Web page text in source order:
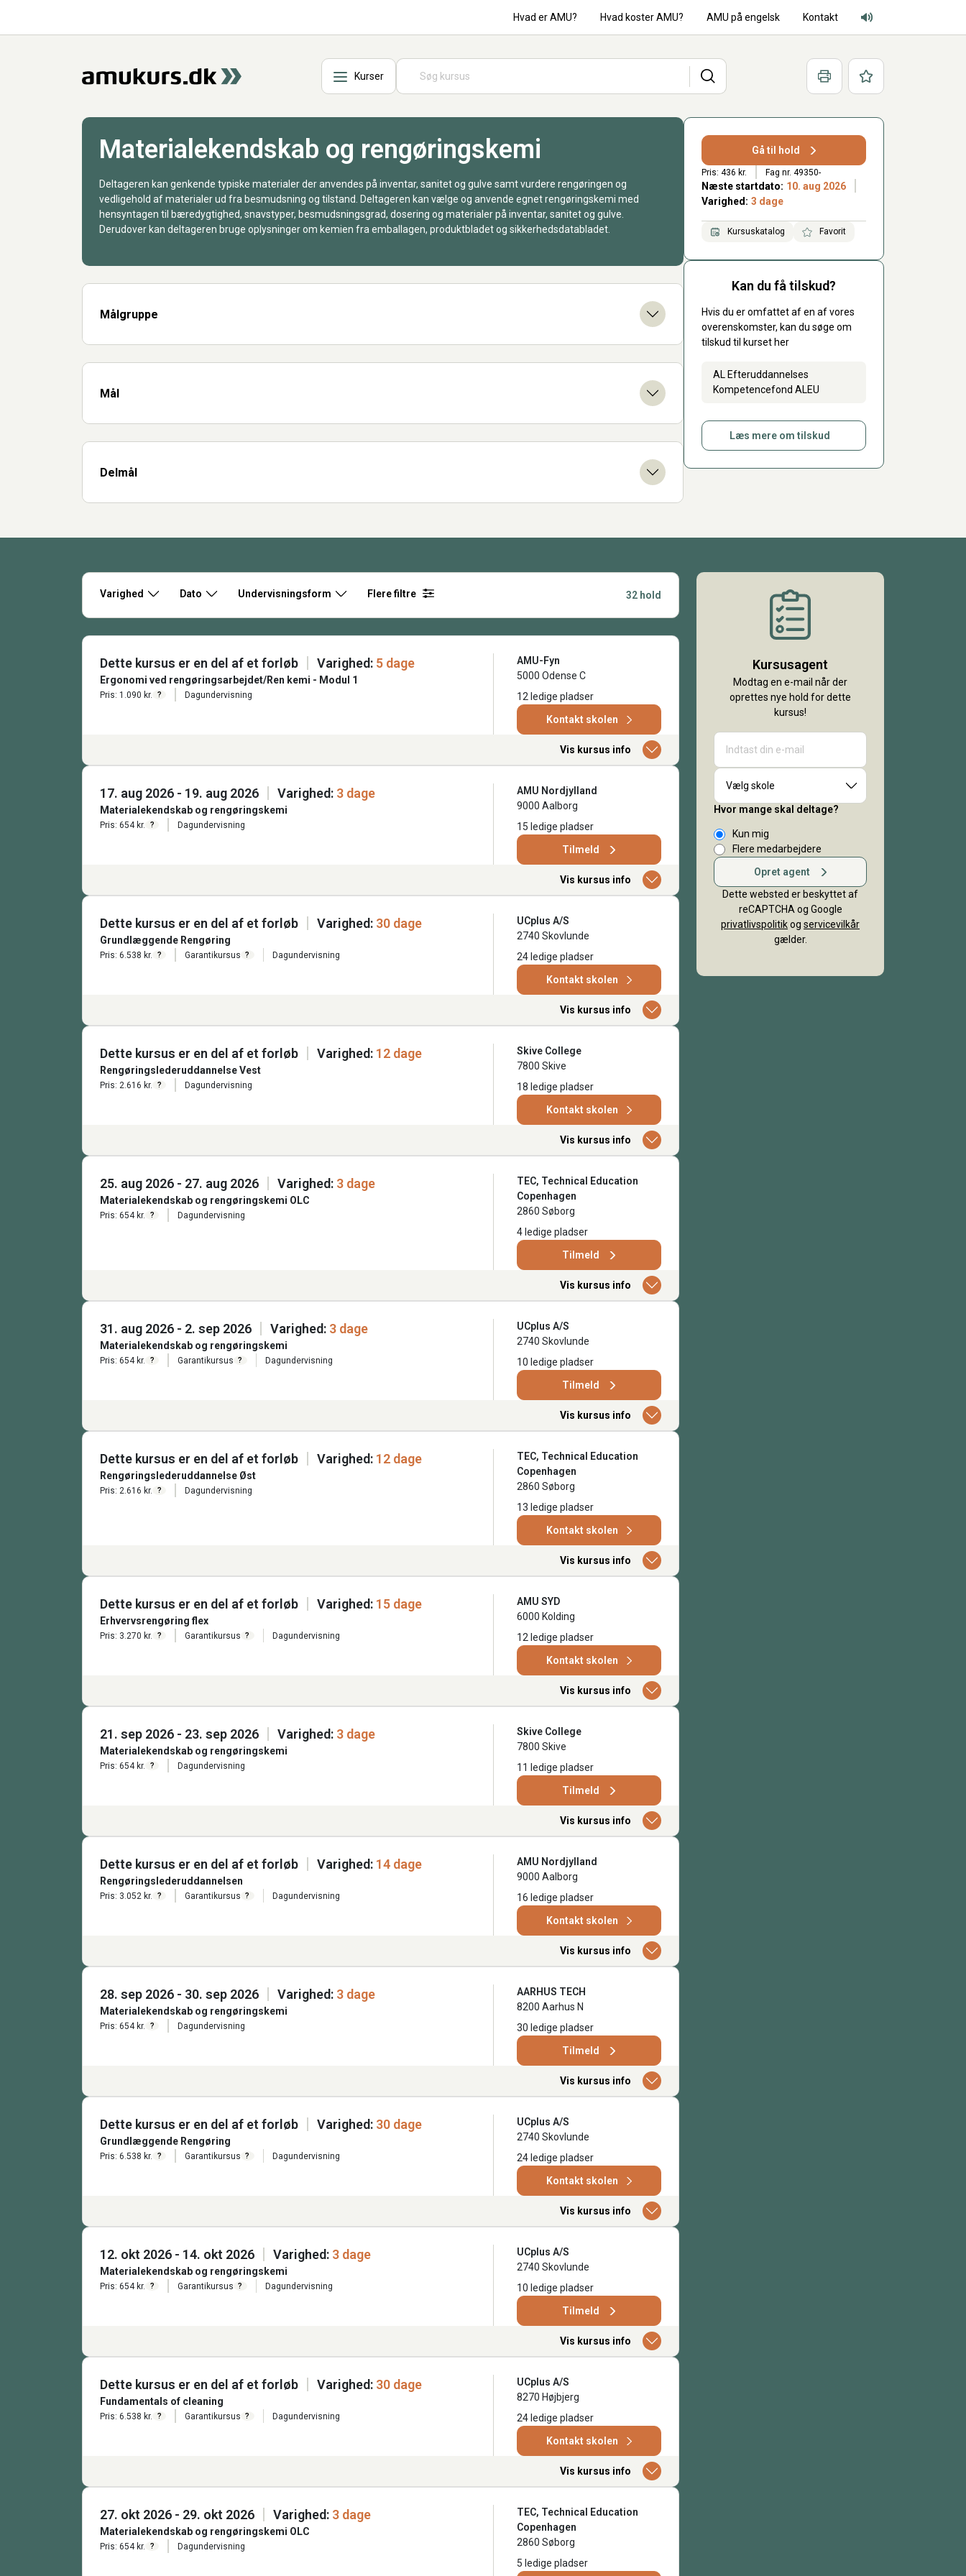
Hvad er AMU? Hvad koster AMU? AMU på engelsk Kontakt
Adgang for alle lyd
Kurser Søg Print Favoritter
Materialekendskab og rengøringskemi
Deltageren kan genkende typiske materialer der anvendes på inventar, sanitet og gulve samt vurdere rengøringen og
vedligehold af materialer ud fra besmudsning og tilstand. Deltageren kan vælge og anvende egnet rengøringskemi med
hensyntagen til bæredygtighed, snavstyper, besmudsningsgrad, dosering og materialer på inventar, sanitet og gulve.
Derudover kan deltageren bruge oplysninger om kemien fra emballagen, produktbladet og sikkerhedsdatabladet.
Målgruppe
Mål
Delmål
Gå til hold
Pris: 436 kr. Fag nr. 49350-
Næste startdato: 10. aug 2026
Varighed: 3 dage
Kursuskatalog Favorit
Kan du få tilskud?
Hvis du er omfattet af en af vores
overenskomster, kan du søge om
tilskud til kurset her
AL Efteruddannelses
Kompetencefond ALEU
Læs mere om tilskud
Varighed Dato Undervisningsform Flere filtre 32 hold
Dette kursus er en del af et forløb Varighed: 5 dage
Ergonomi ved rengøringsarbejdet/Ren kemi - Modul 1
Pris: 1.090 kr. ? Dagundervisning
AMU-Fyn
5000 Odense C
12 ledige pladser
Kontakt skolen
Vis kursus info
17. aug 2026 - 19. aug 2026 Varighed: 3 dage
Materialekendskab og rengøringskemi
Pris: 654 kr. ? Dagundervisning
AMU Nordjylland
9000 Aalborg
15 ledige pladser
Tilmeld
Vis kursus info
Dette kursus er en del af et forløb Varighed: 30 dage
Grundlæggende Rengøring
Pris: 6.538 kr. ? Garantikursus ? Dagundervisning
UCplus A/S
2740 Skovlunde
24 ledige pladser
Kontakt skolen
Vis kursus info
Dette kursus er en del af et forløb Varighed: 12 dage
Rengøringslederuddannelse Vest
Pris: 2.616 kr. ? Dagundervisning
Skive College
7800 Skive
18 ledige pladser
Kontakt skolen
Vis kursus info
25. aug 2026 - 27. aug 2026 Varighed: 3 dage
Materialekendskab og rengøringskemi OLC
Pris: 654 kr. ? Dagundervisning
TEC, Technical Education
Copenhagen
2860 Søborg
4 ledige pladser
Tilmeld
Vis kursus info
31. aug 2026 - 2. sep 2026 Varighed: 3 dage
Materialekendskab og rengøringskemi
Pris: 654 kr. ? Garantikursus ? Dagundervisning
UCplus A/S
2740 Skovlunde
10 ledige pladser
Tilmeld
Vis kursus info
Dette kursus er en del af et forløb Varighed: 12 dage
Rengøringslederuddannelse Øst
Pris: 2.616 kr. ? Dagundervisning
TEC, Technical Education
Copenhagen
2860 Søborg
13 ledige pladser
Kontakt skolen
Vis kursus info
Dette kursus er en del af et forløb Varighed: 15 dage
Erhvervsrengøring flex
Pris: 3.270 kr. ? Garantikursus ? Dagundervisning
AMU SYD
6000 Kolding
12 ledige pladser
Kontakt skolen
Vis kursus info
21. sep 2026 - 23. sep 2026 Varighed: 3 dage
Materialekendskab og rengøringskemi
Pris: 654 kr. ? Dagundervisning
Skive College
7800 Skive
11 ledige pladser
Tilmeld
Vis kursus info
Dette kursus er en del af et forløb Varighed: 14 dage
Rengøringslederuddannelsen
Pris: 3.052 kr. ? Garantikursus ? Dagundervisning
AMU Nordjylland
9000 Aalborg
16 ledige pladser
Kontakt skolen
Vis kursus info
28. sep 2026 - 30. sep 2026 Varighed: 3 dage
Materialekendskab og rengøringskemi
Pris: 654 kr. ? Dagundervisning
AARHUS TECH
8200 Aarhus N
30 ledige pladser
Tilmeld
Vis kursus info
Dette kursus er en del af et forløb Varighed: 30 dage
Grundlæggende Rengøring
Pris: 6.538 kr. ? Garantikursus ? Dagundervisning
UCplus A/S
2740 Skovlunde
24 ledige pladser
Kontakt skolen
Vis kursus info
12. okt 2026 - 14. okt 2026 Varighed: 3 dage
Materialekendskab og rengøringskemi
Pris: 654 kr. ? Garantikursus ? Dagundervisning
UCplus A/S
2740 Skovlunde
10 ledige pladser
Tilmeld
Vis kursus info
Dette kursus er en del af et forløb Varighed: 30 dage
Fundamentals of cleaning
Pris: 6.538 kr. ? Garantikursus ? Dagundervisning
UCplus A/S
8270 Højbjerg
24 ledige pladser
Kontakt skolen
Vis kursus info
27. okt 2026 - 29. okt 2026 Varighed: 3 dage
Materialekendskab og rengøringskemi OLC
Pris: 654 kr. ? Dagundervisning
TEC, Technical Education
Copenhagen
2860 Søborg
5 ledige pladser
Kursusagent
Modtag en e-mail når der
oprettes nye hold for dette
kursus!
Vælg skole
Hvor mange skal deltage?
Kun mig
Flere medarbejdere
Opret agent
Dette websted er beskyttet af
reCAPTCHA og Google
privatlivspolitikog servicevilkår
gælder.